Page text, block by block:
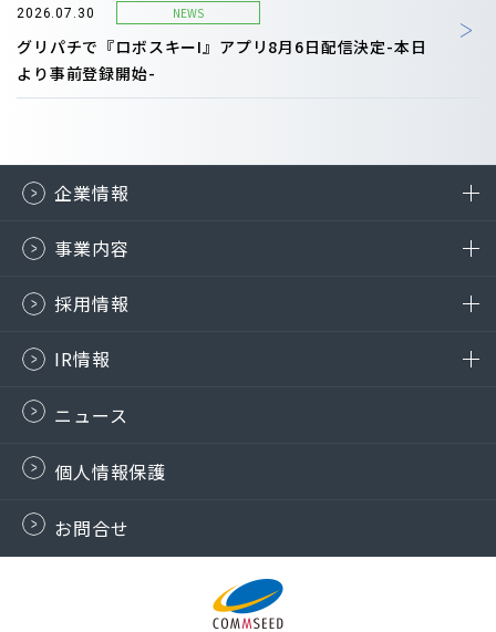
2026.07.30 NEWS
グリパチで『ロボスキーI』アプリ8月6日配信決定-本日
より事前登録開始-
企業情報
事業内容
採用情報
IR情報
ニュース
個人情報保護
お問合せ